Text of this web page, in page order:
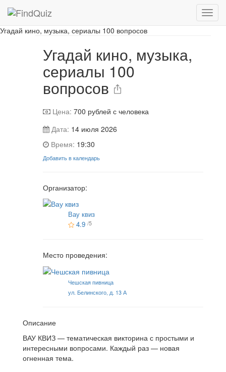
Угадай кино, музыка, сериалы 100 вопросов
Угадай кино, музыка,
сериалы 100
вопросов
Цена: 700 рублей с человека
Дата: 14 июля 2026
Время: 19:30
Добавить в календарь
Организатор:
Вау квиз
4.9 /5
Место проведения:
Чешская пивница
ул. Белинского, д. 13 А
Описание
ВАУ КВИЗ — тематическая викторина с простыми и
интересными вопросами. Каждый раз — новая
огненная тема.